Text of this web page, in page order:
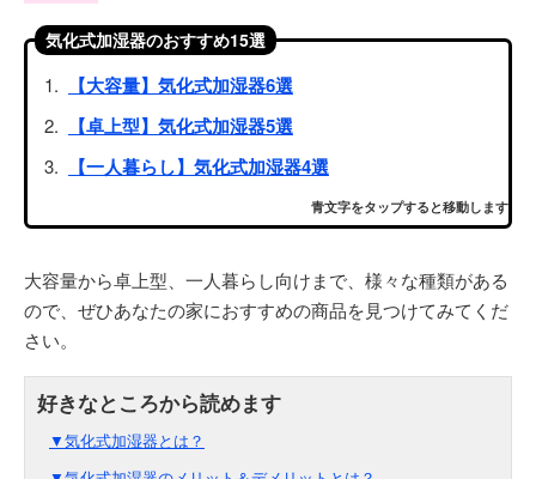
気化式加湿器のおすすめ15選
【大容量】気化式加湿器6選
【卓上型】気化式加湿器5選
【一人暮らし】気化式加湿器4選
青文字をタップすると移動します
大容量から卓上型、一人暮らし向けまで、様々な種類がある
ので、ぜひあなたの家におすすめの商品を見つけてみてくだ
さい。
▼気化式加湿器とは？